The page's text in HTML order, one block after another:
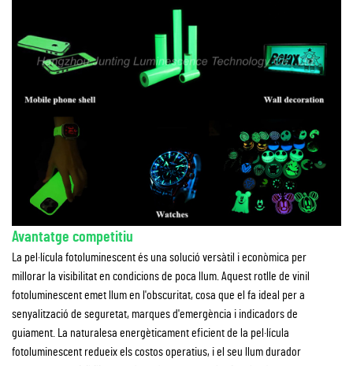
Avantatge competitiu
La pel·lícula fotoluminescent és una solució versàtil i econòmica per
millorar la visibilitat en condicions de poca llum. Aquest rotlle de vinil
fotoluminescent emet llum en l'obscuritat, cosa que el fa ideal per a
senyalització de seguretat, marques d'emergència i indicadors de
guiament. La naturalesa energèticament eficient de la pel·lícula
fotoluminescent redueix els costos operatius, i el seu llum durador